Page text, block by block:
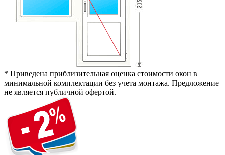
* Приведена приблизительная оценка стоимости окон в
минимальной комплектации без учета монтажа. Предложение
не является публичной офертой.